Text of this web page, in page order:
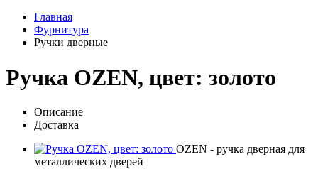
Главная
Фурнитура
Ручки дверные
Ручка OZEN, цвет: золото
Описание
Доставка
OZEN - ручка дверная для
металлических дверей